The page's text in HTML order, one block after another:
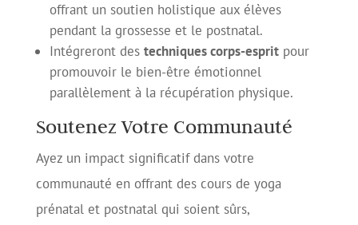
offrant un soutien holistique aux élèves
pendant la grossesse et le postnatal.
Intégreront des techniques corps-espritpour
promouvoir le bien-être émotionnel
parallèlement à la récupération physique.
Soutenez Votre Communauté
Ayez un impact significatif dans votre
communauté en offrant des cours de yoga
prénatal et postnatal qui soient sûrs,